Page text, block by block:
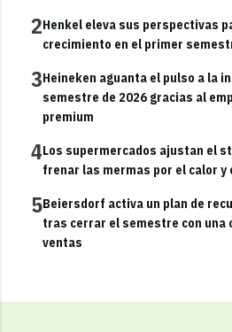
2Henkel eleva sus perspectivas
crecimiento en el primer
3Heineken aguanta el pulso a la
semestre de 2026 gracias al
premium
4Los supermercados ajustan el
frenar las mermas por el calor y
5Beiersdorf activa un plan de
tras cerrar el semestre con una
ventas